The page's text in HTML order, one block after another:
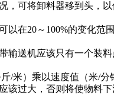
，可将卸料器移到头，
在20～100%的变化范围
送机应该只有一个装料
）乘以速度值（米/分
该过大，否则将使物料